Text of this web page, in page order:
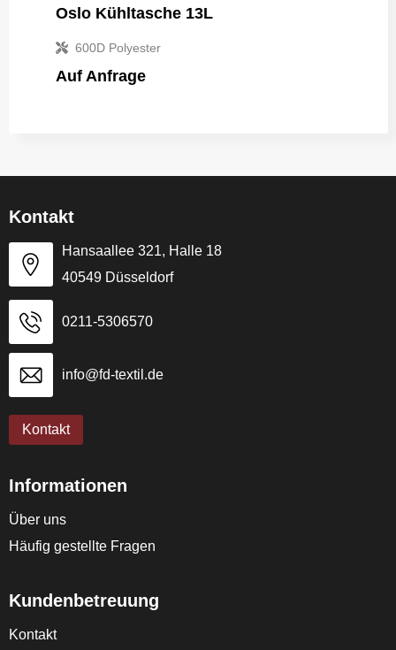
Oslo Kühltasche 13L
600D Polyester
Auf Anfrage
Kontakt
Hansaallee 321, Halle 18
40549 Düsseldorf
0211-5306570
info@fd-textil.de
Kontakt
Informationen
Über uns
Häufig gestellte Fragen
Kundenbetreuung
Kontakt